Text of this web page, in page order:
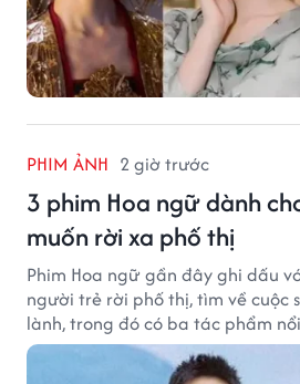
PHIM ẢNH 2 giờ trước
3 phim Hoa ngữ dành
muốn rời xa phố thị
Phim Hoa ngữ gần đây ghi dấu
người trẻ rời phố thị, tìm về cuộc
lành, trong đó có ba tác phẩm